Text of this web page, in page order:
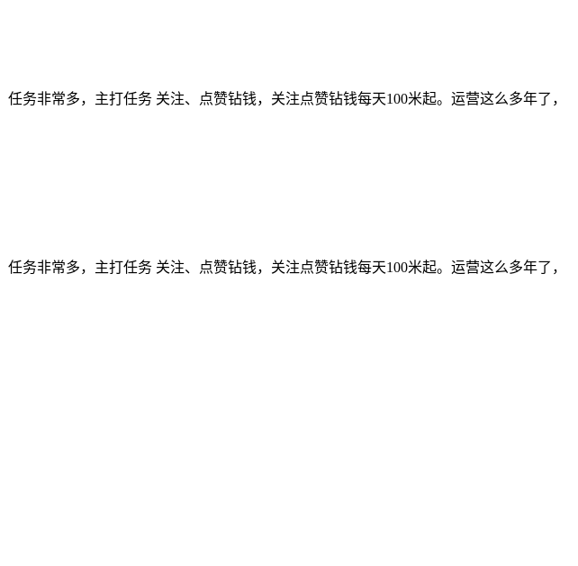
非常多，主打任务 关注、点赞钻钱，关注点赞钻钱每天100米起。运营这么多年了，
非常多，主打任务 关注、点赞钻钱，关注点赞钻钱每天100米起。运营这么多年了，